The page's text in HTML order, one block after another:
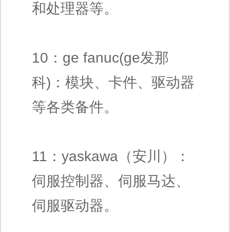
和处理器等。
10：ge fanuc(ge发那
科)：模块、卡件、驱动器
等各类备件。
11：yaskawa（安川）：
伺服控制器、伺服马达、
伺服驱动器。